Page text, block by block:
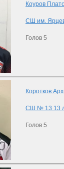
Коуров
СШ им.
Голов 5
Коротков
СШ № 13 13
Голов 5